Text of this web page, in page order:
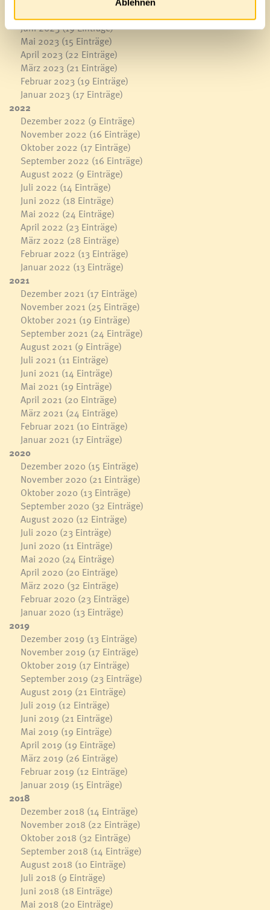
Juni 2023(19 Einträge)
Mai 2023 (15 Einträge)
April 2023 (22 Einträge)
März 2023 (21 Einträge)
Februar 2023 (19 Einträge)
Januar 2023 (17 Einträge)
2022
Dezember 2022 (9 Einträge)
November 2022 (16 Einträge)
Oktober 2022 (17 Einträge)
September 2022 (16 Einträge)
August 2022 (9 Einträge)
Juli 2022 (14 Einträge)
Juni 2022 (18 Einträge)
Mai 2022 (24 Einträge)
April 2022 (23 Einträge)
März 2022 (28 Einträge)
Februar 2022 (13 Einträge)
Januar 2022 (13 Einträge)
2021
Dezember 2021 (17 Einträge)
November 2021 (25 Einträge)
Oktober 2021 (19 Einträge)
September 2021 (24 Einträge)
August 2021 (9 Einträge)
Juli 2021 (11 Einträge)
Juni 2021 (14 Einträge)
Mai 2021 (19 Einträge)
April 2021 (20 Einträge)
März 2021 (24 Einträge)
Februar 2021 (10 Einträge)
Januar 2021 (17 Einträge)
2020
Dezember 2020 (15 Einträge)
November 2020 (21 Einträge)
Oktober 2020 (13 Einträge)
September 2020 (32 Einträge)
August 2020 (12 Einträge)
Juli 2020 (23 Einträge)
Juni 2020 (11 Einträge)
Mai 2020 (24 Einträge)
April 2020 (20 Einträge)
März 2020 (32 Einträge)
Februar 2020 (23 Einträge)
Januar 2020 (13 Einträge)
2019
Dezember 2019 (13 Einträge)
November 2019 (17 Einträge)
Oktober 2019 (17 Einträge)
September 2019 (23 Einträge)
August 2019 (21 Einträge)
Juli 2019 (12 Einträge)
Juni 2019 (21 Einträge)
Mai 2019 (19 Einträge)
April 2019 (19 Einträge)
März 2019 (26 Einträge)
Februar 2019 (12 Einträge)
Januar 2019 (15 Einträge)
2018
Dezember 2018 (14 Einträge)
November 2018 (22 Einträge)
Oktober 2018 (32 Einträge)
September 2018 (14 Einträge)
August 2018 (10 Einträge)
Juli 2018 (9 Einträge)
Juni 2018 (18 Einträge)
Mai 2018 (20 Einträge)